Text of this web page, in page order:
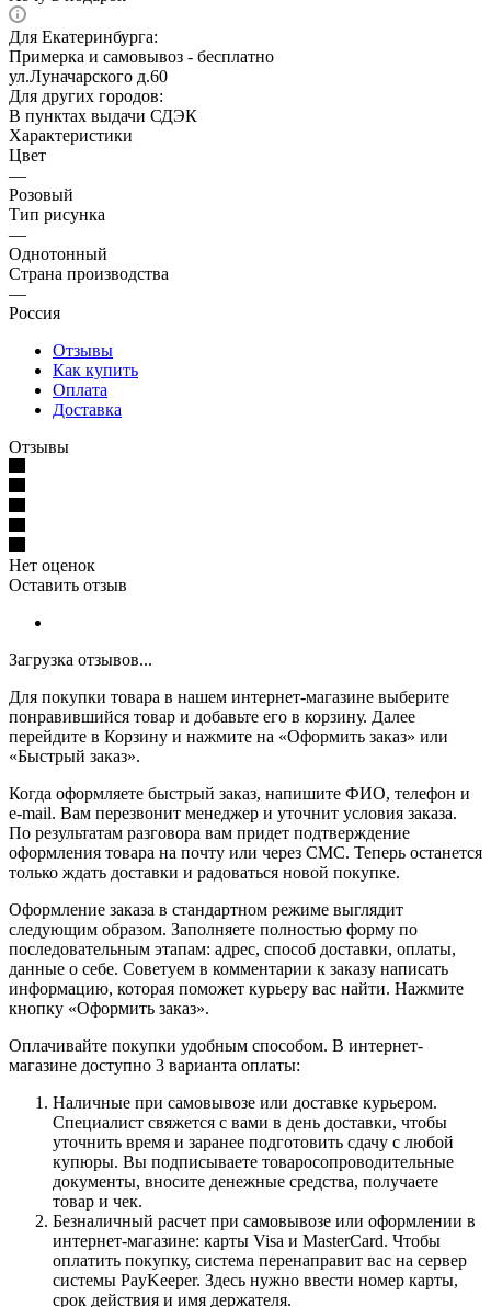
Для Екатеринбурга:
Примерка и самовывоз - бесплатно
ул.Луначарского д.60
Для других городов:
В пунктах выдачи СДЭК
Характеристики
Цвет
—
Розовый
Тип рисунка
—
Однотонный
Страна производства
—
Россия
Отзывы
Как купить
Оплата
Доставка
Отзывы
Нет оценок
Оставить отзыв
Загрузка отзывов...
Для покупки товара в нашем интернет-магазине выберите
понравившийся товар и добавьте его в корзину. Далее
перейдите в Корзину и нажмите на «Оформить заказ» или
«Быстрый заказ».
Когда оформляете быстрый заказ, напишите ФИО, телефон и
e-mail. Вам перезвонит менеджер и уточнит условия заказа.
По результатам разговора вам придет подтверждение
оформления товара на почту или через СМС. Теперь останется
только ждать доставки и радоваться новой покупке.
Оформление заказа в стандартном режиме выглядит
следующим образом. Заполняете полностью форму по
последовательным этапам: адрес, способ доставки, оплаты,
данные о себе. Советуем в комментарии к заказу написать
информацию, которая поможет курьеру вас найти. Нажмите
кнопку «Оформить заказ».
Оплачивайте покупки удобным способом. В интернет-
магазине доступно 3 варианта оплаты:
Наличные при самовывозе или доставке курьером.
Специалист свяжется с вами в день доставки, чтобы
уточнить время и заранее подготовить сдачу с любой
купюры. Вы подписываете товаросопроводительные
документы, вносите денежные средства, получаете
товар и чек.
Безналичный расчет при самовывозе или оформлении в
интернет-магазине: карты Visa и MasterCard. Чтобы
оплатить покупку, система перенаправит вас на сервер
системы PayKeeper. Здесь нужно ввести номер карты,
срок действия и имя держателя.